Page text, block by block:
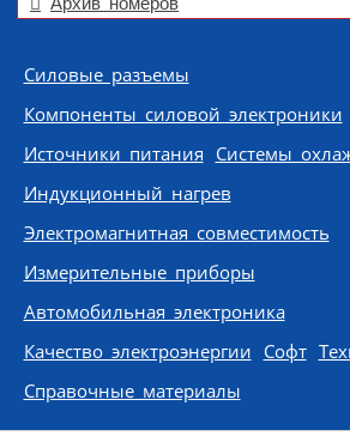
Skip to content
Силовые разъемы
Компоненты силовой электроники
Источники питания Системы
Индукционный нагрев
Электромагнитная совместимость
Измерительные приборы
Автомобильная электроника
Качество электроэнергии Софт
Справочные материалы